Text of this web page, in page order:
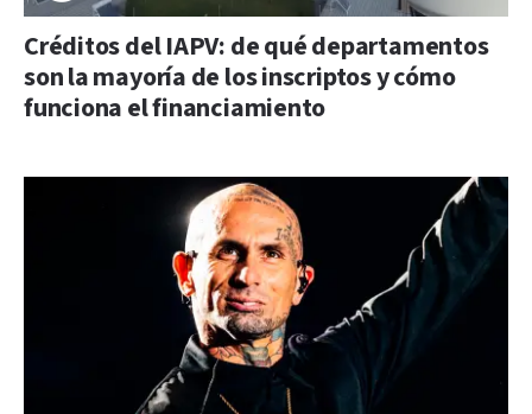
Créditos del IAPV: de qué departamentos
son la mayoría de los inscriptos y cómo
funciona el financiamiento